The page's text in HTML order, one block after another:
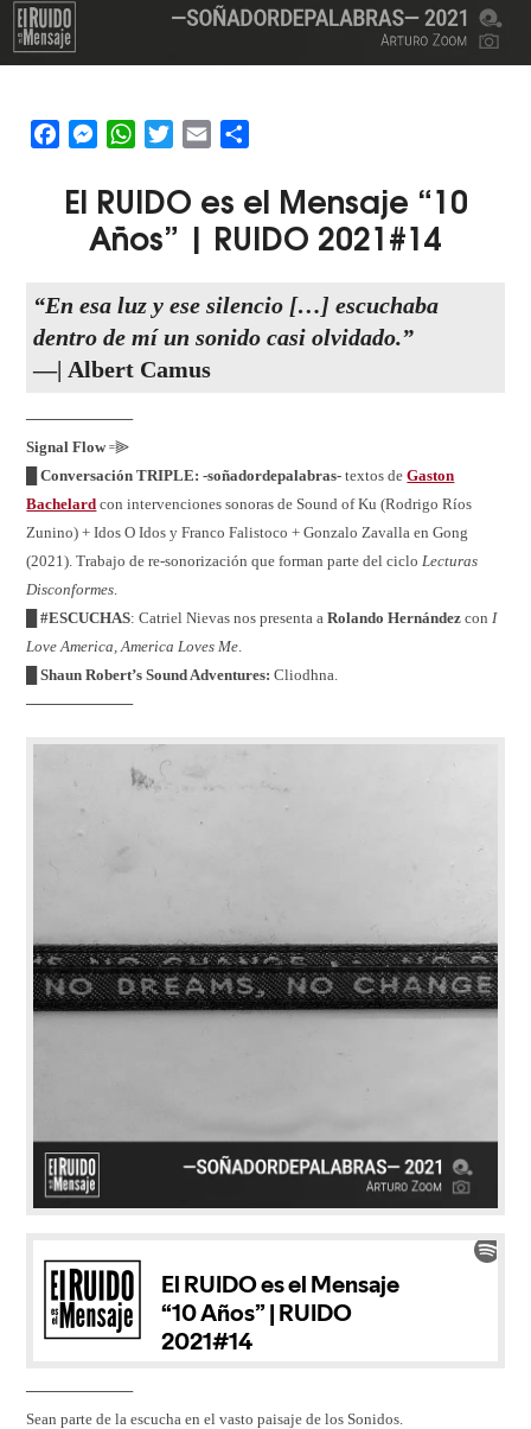
FacebookMessengerWhatsAppTwitterEmail
El RUIDO es el Mensaje “10
Años” | RUIDO 2021#14
“En esa luz y ese silencio […] escuchaba
dentro de mí un sonido casi olvidado.”
—| Albert Camus
──────────
Signal Flow꞊⫸
█ Conversación TRIPLE: -soñadordepalabras- textos deGaston
Bachelard con intervenciones sonoras de Sound of Ku (Rodrigo Ríos
Zunino) + Idos O Idos y Franco Falistoco + Gonzalo Zavalla en Gong
(2021). Trabajo de re-sonorización que forman parte del ciclo Lecturas
Disconformes
█#ESCUCHAS: Catriel Nievas nos presenta aRolando Hernández con I
Love America, America Loves Me
█ Shaun Robert’s Sound Adventures: Cliodhna.
──────────
──────────
Sean parte de la escucha en el vasto paisaje de los Sonidos.